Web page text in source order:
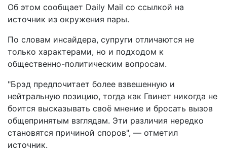
Об этом сообщает Daily Mail со ссылкой на
источник из окружения пары.
По словам инсайдера, супруги отличаются не
только характерами, но и подходом к
общественно-политическим вопросам.
"Брэд предпочитает более взвешенную и
нейтральную позицию, тогда как Гвинет никогда не
боится высказывать своё мнение и бросать вызов
общепринятым взглядам. Эти различия нередко
становятся причиной споров", — отметил
источник.